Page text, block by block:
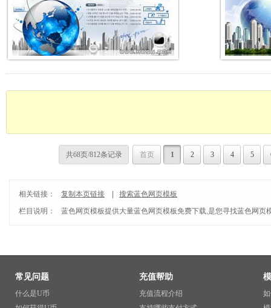
共68页/812条记录 首页 1 2 3 4 5
相关链接： 复制本页链接
搜索蓝色网页模板
栏目说明：
蓝色网页模板提供大量蓝色网页模板免费下载,是您寻找蓝色网页
常见问题
什么是U币
充值帮助
充值流程介绍